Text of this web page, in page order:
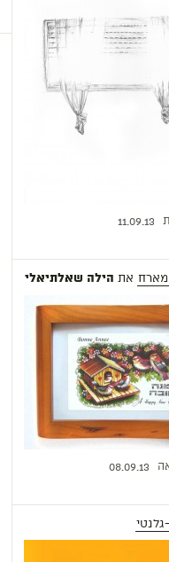
11.09.13
מארח את הילה שאלתיאלי
08.09.13